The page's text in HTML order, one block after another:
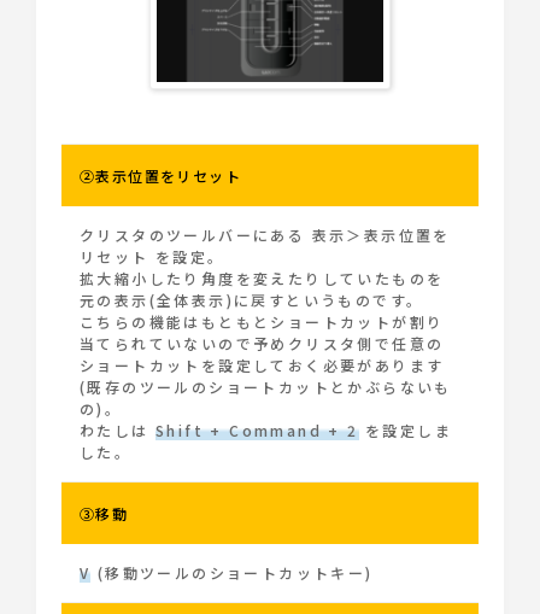
②表示位置をリセット
クリスタのツールバーにある 表示＞表示位置を
リセット を設定。
拡大縮小したり角度を変えたりしていたものを
元の表示(全体表示)に戻すというものです。
こちらの機能はもともとショートカットが割り
当てられていないので予めクリスタ側で任意の
ショートカットを設定しておく必要があります
(既存のツールのショートカットとかぶらないも
の)。
わたしは Shift + Command + 2を設定しま
した。
③移動
V (移動ツールのショートカットキー)